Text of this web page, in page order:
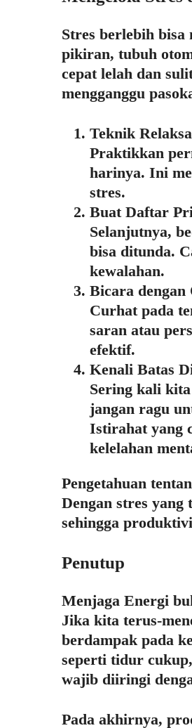
Stres berlebih
pikiran, tubuh
cepat lelah dan
mengganggu
Teknik
Praktikkan
harinya. Ini
stres.
Buat Daftar
Selanjutnya,
bisa ditunda.
kewalahan.
Bicara
Curhat pada
saran atau
efektif.
Kenali Batas
Sering kali
jangan ragu
Istirahat yang
kelelahan
Pengetahuan
Dengan stres
sehingga
Penutup
Menjaga Energi
Jika kita terus-
berdampak pada
seperti tidur
wajib diiringi
Pada akhirnya,